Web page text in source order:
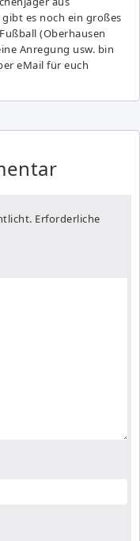
es noch ein großes
(Oberhausen
Anregung usw. bin
eMail für euch
Erforderliche